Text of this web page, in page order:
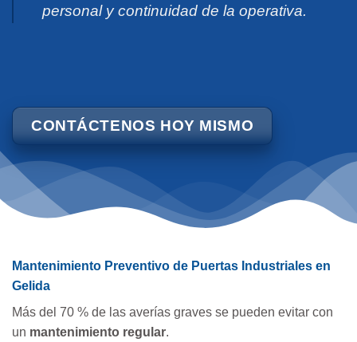
personal y continuidad de la operativa.
CONTÁCTENOS HOY MISMO
Mantenimiento Preventivo de Puertas Industriales en
Gelida
Más del 70 % de las averías graves se pueden evitar con
un mantenimiento regular.